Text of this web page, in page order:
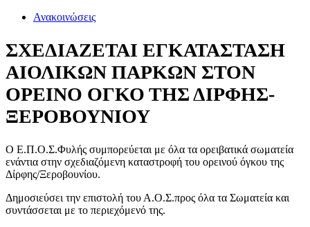
Ανακοινώσεις
ΣΧΕΔΙΑΖΕΤΑΙ ΕΓΚΑΤΑΣΤΑΣΗ
ΑΙΟΛΙΚΩΝ ΠΑΡΚΩΝ ΣΤΟΝ
ΟΡΕΙΝΟ ΟΓΚΟ ΤΗΣ ΔΙΡΦΗΣ-
ΞΕΡΟΒΟΥΝΙΟΥ
Ο Ε.Π.Ο.Σ.Φυλής συμπορεύεται με όλα τα ορειβατικά σωματεία
ενάντια στην σχεδιαζόμενη καταστροφή του ορεινού όγκου της
Δίρφης/Ξεροβουνίου.
Δημοσιεύσει την επιστολή του Α.Ο.Σ.προς όλα τα Σωματεία και
συντάσσεται με το περιεχόμενό της.